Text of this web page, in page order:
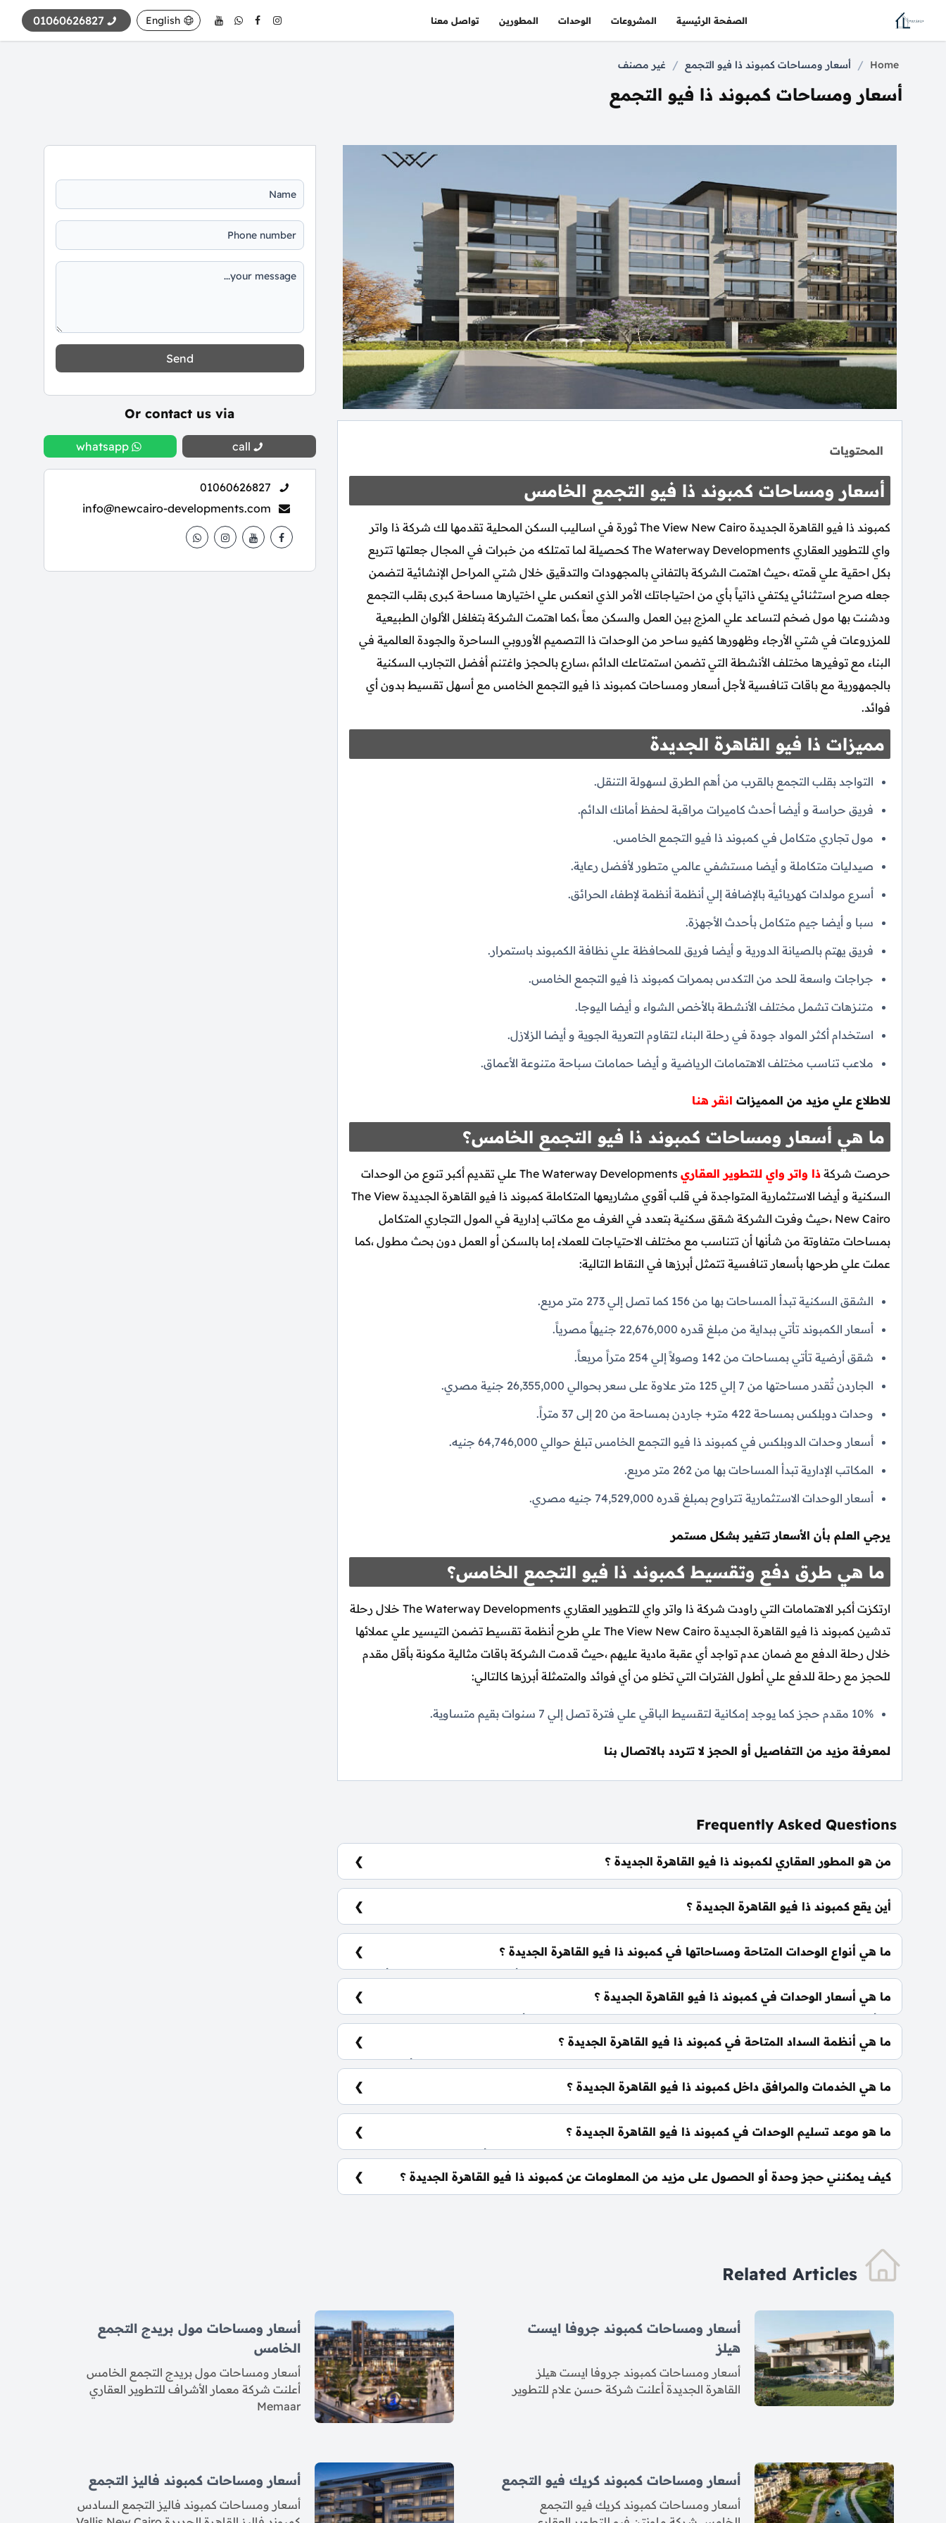
الصفحة الرئيسية المشروعات الوحدات المطورين تواصل معنا English
01060626827
Home
/ أسعار ومساحات كمبوند ذا فيو التجمع / غير مصنف
أسعار ومساحات كمبوند ذا فيو التجمع
المحتويات
أسعار ومساحات كمبوند ذا فيو التجمع الخامس
كمبوند ذا فيو القاهرة الجديدة The View New Cairo ثورة في اساليب السكن المحلية تقدمها لك شركة ذا واتر
واي للتطوير العقاري The Waterway Developments كحصيلة لما تمتلكه من خبرات في المجال جعلتها تتربع
بكل احقية علي قمته ،حيث اهتمت الشركة بالتفاني بالمجهودات والتدقيق خلال شتي المراحل الإنشائية لتضمن
جعله صرح استثنائي يكتفي ذاتياً بأي من احتياجاتك الأمر الذي انعكس علي اختيارها مساحة كبرى بقلب التجمع
ودشنت بها مول ضخم لتساعد علي المزج بين العمل والسكن معاً ،كما اهتمت الشركة بتغلغل الألوان الطبيعية
للمزروعات في شتي الأرجاء وظهورها كفيو ساحر من الوحدات ذا التصميم الأوروبي الساحرة والجودة العالمية في
البناء مع توفيرها مختلف الأنشطة التي تضمن استمتاعك الدائم ،سارع بالحجز واغتنم أفضل التجارب السكنية
بالجمهورية مع باقات تنافسية لأجل أسعار ومساحات كمبوند ذا فيو التجمع الخامس مع أسهل تقسيط بدون أي
فوائد.
مميزات ذا فيو القاهرة الجديدة
التواجد بقلب التجمع بالقرب من أهم الطرق لسهولة التنقل.
فريق حراسة و أيضا أحدث كاميرات مراقبة لحفظ أمانك الدائم.
مول تجاري متكامل في كمبوند ذا فيو التجمع الخامس.
صيدليات متكاملة و أيضا مستشفي عالمي متطور لأفضل رعاية.
أسرع مولدات كهربائية بالإضافة إلي أنظمة أنظمة لإطفاء الحرائق.
سبا و أيضا جيم متكامل بأحدث الأجهزة.
فريق يهتم بالصيانة الدورية و أيضا فريق للمحافظة علي نظافة الكمبوند باستمرار.
جراجات واسعة للحد من التكدس بممرات كمبوند ذا فيو التجمع الخامس.
متنزهات تشمل مختلف الأنشطة بالأخص الشواء و أيضا اليوجا.
استخدام أكثر المواد جودة في رحلة البناء لتقاوم التعرية الجوية و أيضا الزلازل.
ملاعب تناسب مختلف الاهتمامات الرياضية و أيضا حمامات سباحة متنوعة الأعماق.
للاطلاع علي مزيد من المميزات انقر هنا
ما هي أسعار ومساحات كمبوند ذا فيو التجمع الخامس؟
حرصت شركة ذا واتر واي للتطوير العقاري
The Waterway Developments علي تقديم أكبر تنوع من الوحدات
السكنية و أيضا الاستثمارية المتواجدة في قلب أقوي مشاريعها المتكاملة كمبوند ذا فيو القاهرة الجديدة The View
New Cairo ،حيث وفرت الشركة شقق سكنية بتعدد في الغرف مع مكاتب إدارية في المول التجاري المتكامل
بمساحات متفاوتة من شأنها أن تتناسب مع مختلف الاحتياجات للعملاء إما بالسكن أو العمل دون بحث مطول ،كما
عملت علي طرحها بأسعار تنافسية تتمثل أبرزها في النقاط التالية:
الشقق السكنية تبدأ المساحات بها من 156 كما تصل إلي 273 متر مربع.
أسعار الكمبوند تأتي ببداية من مبلغ قدره 22,676,000 جنيهاً مصرياً.
شقق أرضية تأتي بمساحات من 142 وصولاً إلي 254 متراً مربعاً.
الجاردن تُقدر مساحتها من 7 إلي 125 متر علاوة على سعر بحوالي 26,355,000 جنية مصري.
وحدات دوبلكس بمساحة 422 متر+ جاردن بمساحة من 20 إلى 37 متراً.
أسعار وحدات الدوبلكس في كمبوند ذا فيو التجمع الخامس تبلغ حوالي 64,746,000 جنيه.
المكاتب الإدارية تبدأ المساحات بها من 262 متر مربع.
أسعار الوحدات الاستثمارية تتراوح بمبلغ قدره 74,529,000 جنيه مصري.
يرجي العلم بأن الأسعار تتغير بشكل مستمر
ما هي طرق دفع وتقسيط كمبوند ذا فيو التجمع الخامس؟
ارتكزت أكبر الاهتمامات التي راودت شركة ذا واتر واي للتطوير العقاري The Waterway Developments خلال رحلة
تدشين كمبوند ذا فيو القاهرة الجديدة The View New Cairo علي طرح أنظمة تقسيط تضمن التيسير علي عملائها
خلال رحلة الدفع مع ضمان عدم تواجد أي عقبة مادية عليهم ،حيث قدمت الشركة باقات مثالية مكونة بأقل مقدم
للحجز مع رحلة للدفع علي أطول الفترات التي تخلو من أي فوائد والمتمثلة أبرزها كالتالي:
10% مقدم حجز كما يوجد إمكانية لتقسيط الباقي علي فترة تصل إلي 7 سنوات بقيم متساوية.
لمعرفة مزيد من التفاصيل أو الحجز لا تتردد بالاتصال بنا
Frequently Asked Questions
من هو المطور العقاري لكمبوند ذا فيو القاهرة الجديدة ؟
شركة ذا واتر واي للتطوير العقاري The Waterway Developments.
أين يقع كمبوند ذا فيو القاهرة الجديدة ؟
يقع كمبوند ذا فيو القاهرة الجديدة في قلب التجمع الخامس.
ما هي أنواع الوحدات المتاحة ومساحاتها في كمبوند ذا فيو القاهرة الجديدة ؟
يضم الكمبوند مجموعة متنوعة من الوحدات السكنية، تشمل: شقق سكنية: تبدأ من 142 متر² دوبلكس: تبدأ من
ما هي أسعار الوحدات في كمبوند ذا فيو القاهرة الجديدة ؟
تبدأ الأسعار من 22,676,000 جنيه وتختلف حسب نوع الوحدة والمساحة، كما أن الأسعار قابلة للتغيير حسب
تطورات السوق.
ما هي أنظمة السداد المتاحة في كمبوند ذا فيو القاهرة الجديدة ؟
يمكنك حجز وحدتك بدفع مقدم 10% فقط، كما يتم تقسيط الباقي على فترة تصل إلي 7 سنوات بدون أي فوائد.
ما هي الخدمات والمرافق داخل كمبوند ذا فيو القاهرة الجديدة ؟
يشمل الكمبوند مساحات خضراء واسعة، بحيرات صناعية، نادي اجتماعي، مناطق ترفيهية للأطفال، حمامات
ما هو موعد تسليم الوحدات في كمبوند ذا فيو القاهرة الجديدة ؟
يتم تسليم الوحدات خلال سنتين من تاريخ التعاقد، مع إمكانية التسليم نصف تشطيب أو تشطيب كامل حسب رغبة
العميل.
كيف يمكنني حجز وحدة أو الحصول على مزيد من المعلومات عن كمبوند ذا فيو القاهرة الجديدة ؟
Send
Or contact us via
call
whatsapp
01060626827
info@newcairo-developments.com
Related Articles
أسعار ومساحات كمبوند جروفا ايست
هيلز
أسعار ومساحات كمبوند جروفا ايست هيلز
القاهرة الجديدة أعلنت شركة حسن علام للتطوير
أسعار ومساحات مول بريدج التجمع
الخامس
أسعار ومساحات مول بريدج التجمع الخامس
أعلنت شركة معمار الأشراف للتطوير العقاري
Memaar
أسعار ومساحات كمبوند كريك فيو التجمع
أسعار ومساحات كمبوند كريك فيو التجمع
أسعار ومساحات كمبوند فاليز التجمع
أسعار ومساحات كمبوند فاليز التجمع السادس